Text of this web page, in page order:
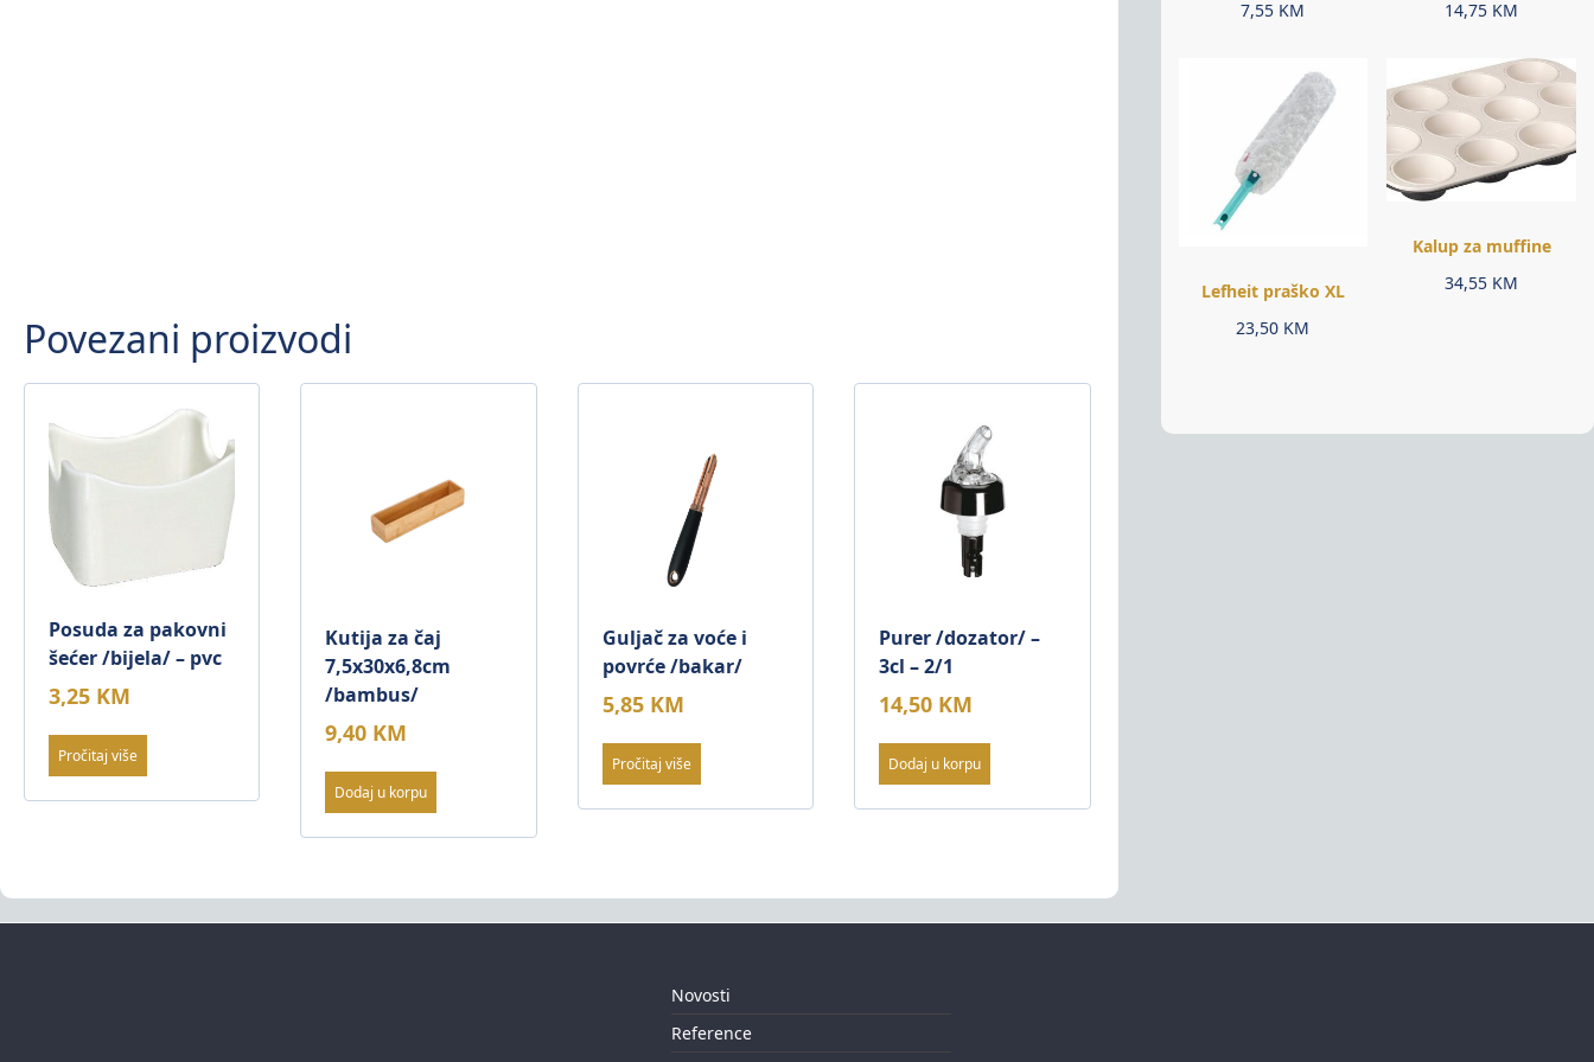
Povezani proizvodi
Posuda za pakovni
šećer /bijela/ – pvc
3,25 KM
Pročitaj više
Kutija za čaj
7,5x30x6,8cm
/bambus/
9,40 KM
Dodaj u korpu
Guljač za voće i
povrće /bakar/
5,85 KM
Pročitaj više
Purer /dozator/ –
3cl – 2/1
14,50 KM
Dodaj u korpu
7,55 KM
14,75 KM
Lefheit praško XL
23,50 KM
Kalup za muffine
34,55 KM
Novosti
Reference